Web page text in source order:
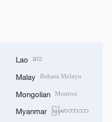
Lao ລາວ
Malay Bahasa Melayu
Mongolian Монгол
Myanmar မြန်မာဘာသာ